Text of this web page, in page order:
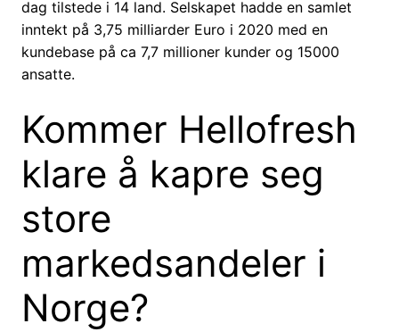
dag tilstede i 14 land. Selskapet hadde en samlet
inntekt på 3,75 milliarder Euro i 2020 med en
kundebase på ca 7,7 millioner kunder og 15000
ansatte.
Kommer Hellofresh
klare å kapre seg
store
markedsandeler i
Norge?